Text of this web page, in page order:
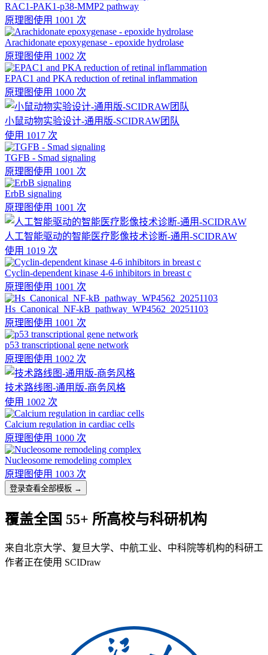
RAC1-PAK1-p38-MMP2 pathway
原理图使用 1001 次
Arachidonate epoxygenase - epoxide hydrolase
原理图使用 1002 次
EPAC1 and PKA reduction of retinal inflammation
原理图使用 1000 次
小鼠动物实验设计-通用版-SCIDRAW团队
使用 1017 次
TGFB - Smad signaling
原理图使用 1001 次
ErbB signaling
原理图使用 1001 次
人工智能驱动的智能医疗影像技术诊断-通用-SCIDRAW
使用 1019 次
Cyclin-dependent kinase 4-6 inhibitors in breast c
原理图使用 1001 次
Hs_Canonical_NF-kB_pathway_WP4562_20251103
原理图使用 1001 次
p53 transcriptional gene network
原理图使用 1002 次
技术路线图-通用版-商务风格
使用 1002 次
Calcium regulation in cardiac cells
原理图使用 1000 次
Nucleosome remodeling complex
原理图使用 1003 次
登录查看全部模板 →
覆盖全国 55+ 所高校与科研机构
来自北京大学、复旦大学、中航工业、中科院等机构的科研工
作者正在使用 SCIDraw